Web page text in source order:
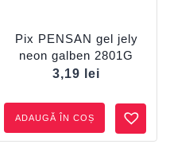
Pix PENSAN gel jely
neon galben 2801G
3,19
lei
ADAUGĂ ÎN COȘ